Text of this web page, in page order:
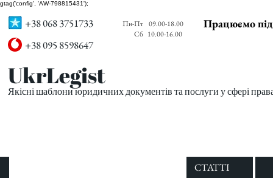
gtag('config', 'AW-798815431');
+38 068 3751733
+38 095 8598647
Пн-Пт
Сб
09.00-18.00
10.00-16.00
Працюємо
UkrLegist
Якісні шаблони юридичних документів та послуги у сфері
СТАТТІ